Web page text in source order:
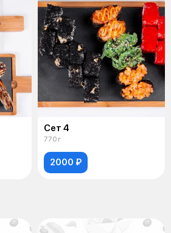
Сет 4
770 г
2000 ₽